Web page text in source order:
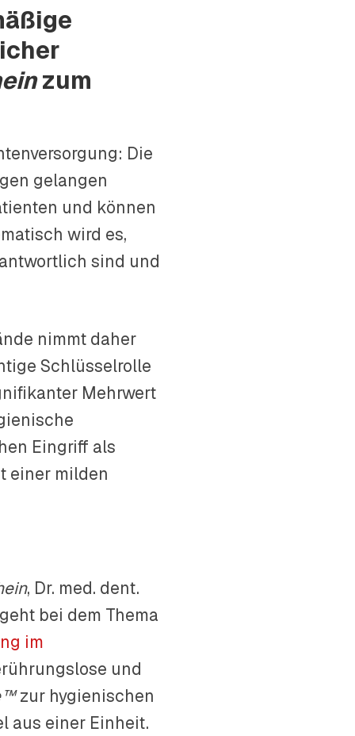
zum
Die
gelangen
und können
wird es,
sind und
nimmt daher
Schlüsselrolle
Mehrwert
Eingriff als
einer milden
, Dr. med. dent.
bei dem Thema
im
und
zur hygienischen
aus einer Einheit.